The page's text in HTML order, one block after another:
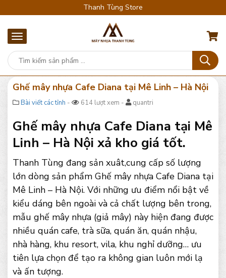
Thanh Tùng Store
Ghế mây nhựa Cafe Diana tại Mê Linh – Hà Nội
Bài viết các tỉnh - 614 lượt xem - quantri
Ghế mây nhựa Cafe Diana tại Mê
Linh – Hà Nội xả kho giá tốt.
Thanh Tùng đang sản xuât,cung cấp số lượng
lớn dòng sản phẩm Ghế mây nhựa Cafe Diana tại
Mê Linh – Hà Nội. Với những ưu điểm nổi bật về
kiểu dáng bên ngoài và cả chất lượng bên trong,
mẫu ghế mây nhựa (giả mây) này hiện đang được
nhiều quán cafe, trà sữa, quán ăn, quán nhậu,
nhà hàng, khu resort, vila, khu nghỉ dưỡng… ưu
tiên lựa chọn để tạo ra không gian luôn mới lạ
và ấn tượng.